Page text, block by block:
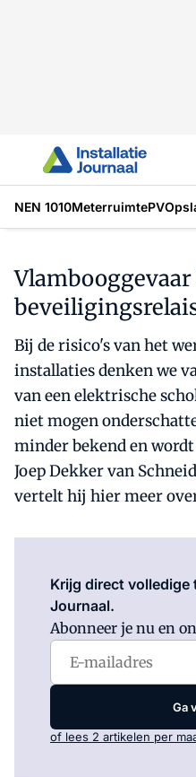
NEN 1010MeterruimtePV
Bij de risico's van het
installaties denken we
van een elektrische
niet mogen
minder bekend en
Joep Dekker van
vertelt hij hier meer
Krijg direct
Journaal.
Abonneer je nu en
Ga
of lees 2 artikelen per